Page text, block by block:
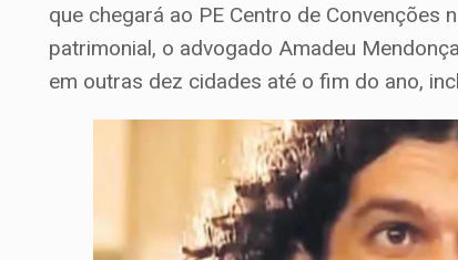
que chegará ao PE Centro de Convenções
patrimonial, o advogado Amadeu
em outras dez cidades até o fim do ano,